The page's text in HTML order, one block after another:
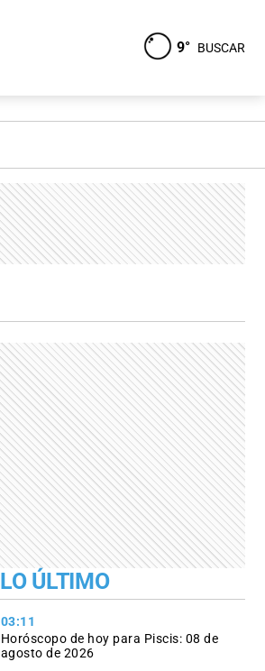
9° BUSCAR
LO ÚLTIMO
03:11
Horóscopo de hoy para Piscis: 08 de
agosto de 2026